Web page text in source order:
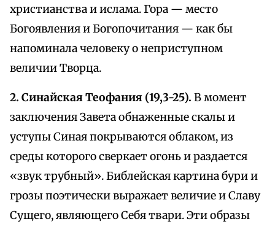
христианства и ислама. Гора — место
Богоявления и Богопочитания — как бы
напоминала человеку о неприступном
величии Творца.
2. Синайская Теофания (19,3-25). В момент
заключения Завета обнаженные скалы и
уступы Синая покрываются облаком, из
среды которого сверкает огонь и раздается
«звук трубный». Библейская картина бури и
грозы поэтически выражает величие и Славу
Сущего, являющего Себя твари. Эти образы